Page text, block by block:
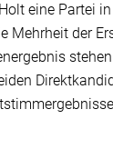
eine Partei
Mehrheit der